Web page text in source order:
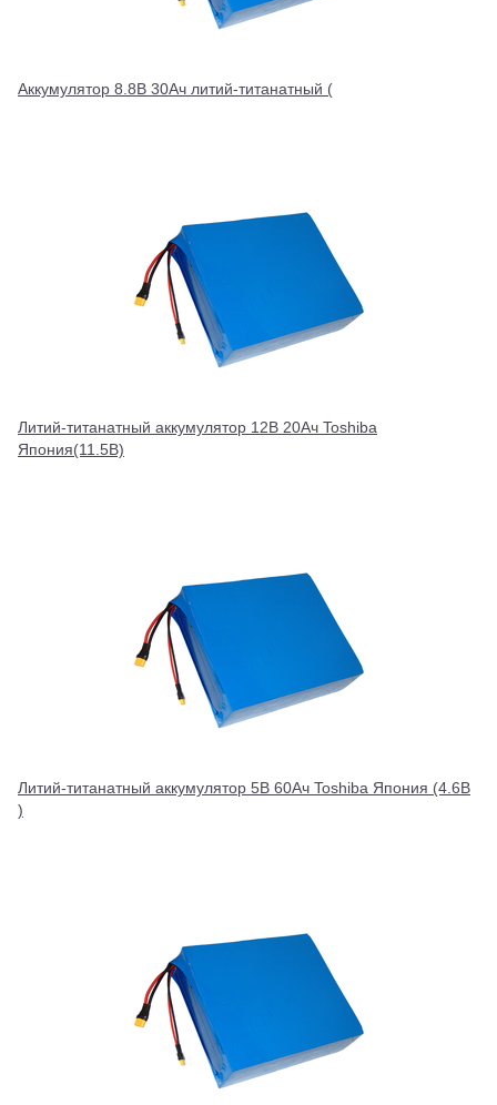
Аккумулятор 8.8В 30Ач литий-титанатный (
Литий-титанатный аккумулятор 12В 20Ач Toshiba
Япония(11.5В)
Литий-титанатный аккумулятор 5В 60Ач Toshiba Япония (4.6В
)